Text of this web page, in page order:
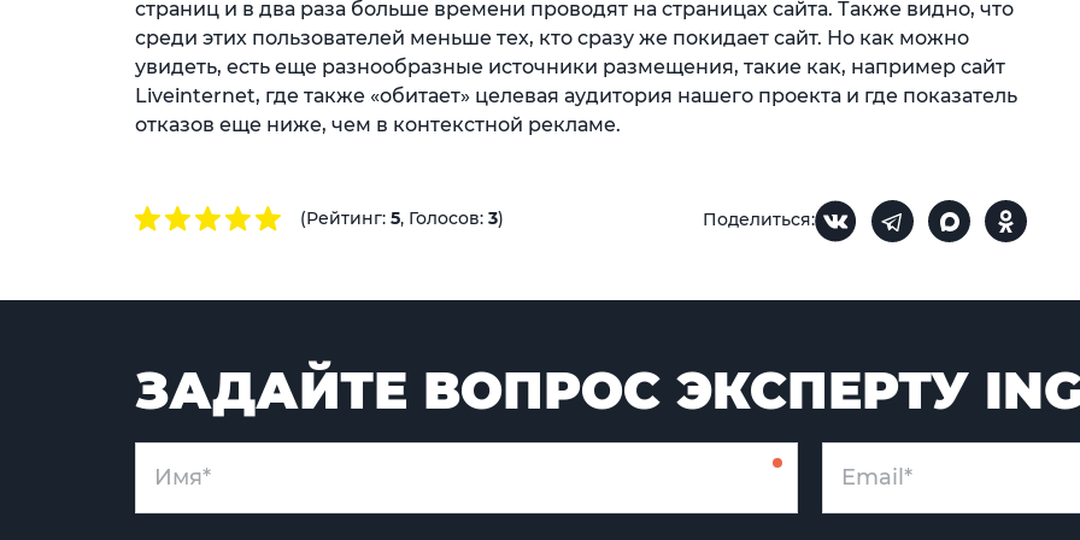
страниц и в два раза больше времени проводят на страницах сайта. Также видно, что
среди этих пользователей меньше тех, кто сразу же покидает сайт. Но как можно
увидеть, есть еще разнообразные источники размещения, такие как, например сайт
Liveinternet, где также «обитает» целевая аудитория нашего проекта и где показатель
отказов еще ниже, чем в контекстной рекламе.
(Рейтинг: 5, Голосов: 3) Поделиться:
ЗАДАЙТЕ ВОПРОС ЭКСПЕРТУ